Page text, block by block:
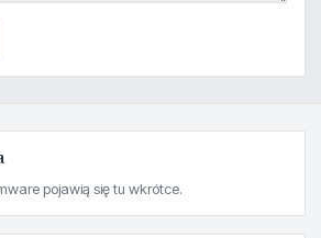
pojawią się tu wkrótce.